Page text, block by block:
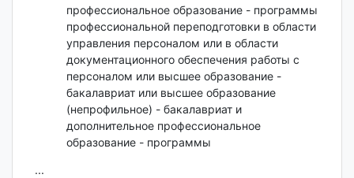
профессиональное образование - программы
профессиональной переподготовки в области
управления персоналом или в области
документационного обеспечения работы с
персоналом или высшее образование -
бакалавриат или высшее образование
(непрофильное) - бакалавриат и
дополнительное профессиональное
образование - программы
...